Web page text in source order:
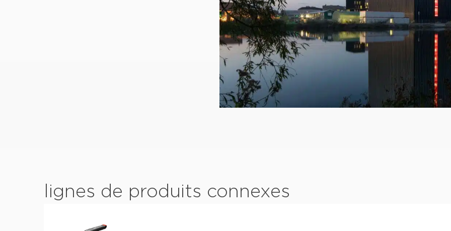
lignes de produits connexes